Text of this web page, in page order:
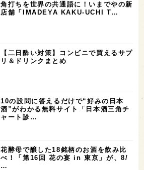
角打ちを世界の共通語に！いまでやの新
店舗「IMADEYA KAKU-UCHI T…
【二日酔い対策】コンビニで買えるサプ
リ＆ドリンクまとめ
10の設問に答えるだけで“好みの日本
酒”がわかる無料サイト「日本酒三角チ
ャート診…
花酵母で醸した18銘柄のお酒を飲み比
べ！「第16回 花の宴 in 東京」が、8/
…